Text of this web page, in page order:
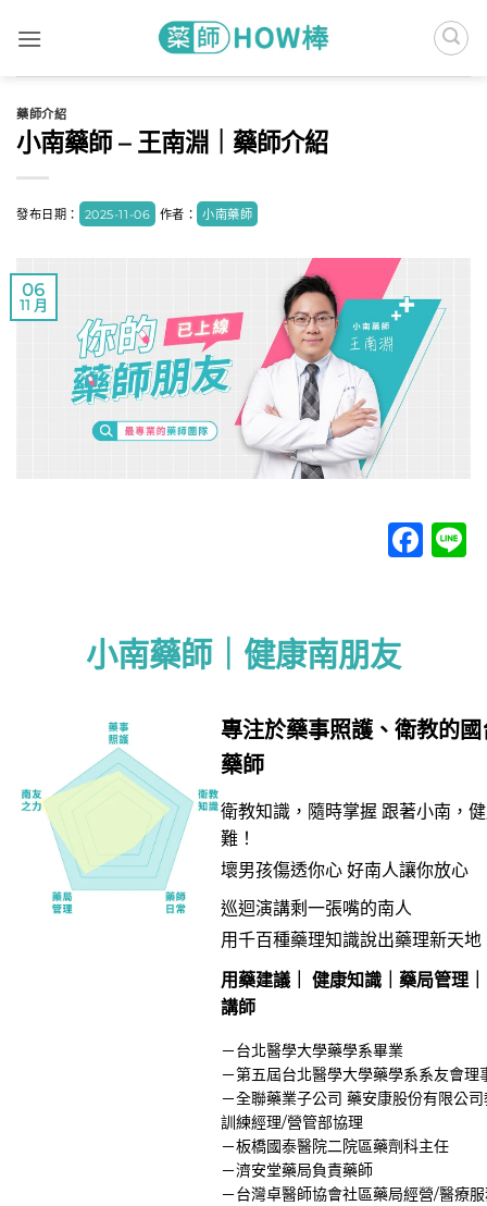
藥師介紹
小南藥師 – 王南淵｜藥師介紹
發布日期： 2025-11-06 作者： 小南藥師
06
11 月
小南藥師｜健康南朋友
專注於藥事照護、衛教的
藥師
衛教知識，隨時掌握 跟著小南，
難！
壞男孩傷透你心 好南人讓你放心​
巡迴演講剩一張嘴的南人
用千百種藥理知識說出藥理新天地
用藥建議｜ 健康知識｜藥局管理
講師
－台北醫學大學藥學系畢業
－第五屆台北醫學大學藥學系系友會理
－全聯藥業子公司 藥安康股份有限公
訓練經理/營管部協理
－板橋國泰醫院二院區藥劑科主任
－濟安堂藥局負責藥師
－台灣卓醫師協會社區藥局經營/醫療